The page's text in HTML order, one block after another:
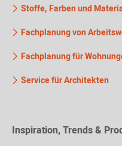
Stoffe, Farben und
Fachplanung von
Fachplanung für
Service für Architekten
Inspiration, Trends &